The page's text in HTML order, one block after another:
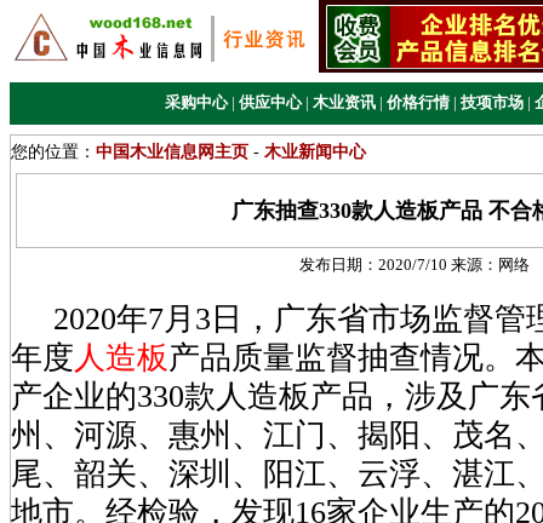
采购中心 | 供应中心 | 木业资讯 | 价格行情 | 技项市场 |
您的位置： 中国木业信息网主页 - 木业新闻中心
广东抽查330款人造板产品 不合
发布日期：2020/7/10 来源： 网络
2020年7月3日，广东省市场监督管
年度人造板产品质量监督抽查情况。
产企业的330款人造板产品，涉及广
州、河源、惠州、江门、揭阳、茂名
尾、韶关、深圳、阳江、云浮、湛江
地市。经检验，发现16家企业生产的